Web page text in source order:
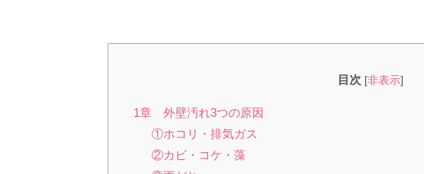
目次 [非表示]
1章 外壁汚れ3つの原因
①ホコリ・排気ガス
②カビ・コケ・藻